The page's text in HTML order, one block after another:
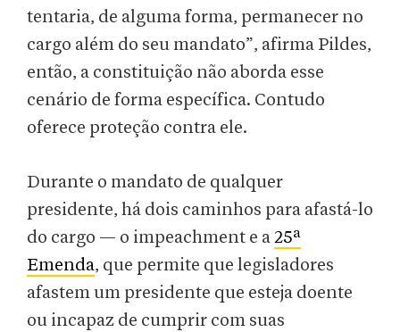
tentaria, de alguma forma, permanecer no
cargo além do seu mandato”, afirma Pildes,
então, a constituição não aborda esse
cenário de forma específica. Contudo
oferece proteção contra ele.
Durante o mandato de qualquer
presidente, há dois caminhos para afastá-lo
do cargo — o impeachment e a25ª
Emenda, que permite que legisladores
afastem um presidente que esteja doente
ou incapaz de cumprir com suas